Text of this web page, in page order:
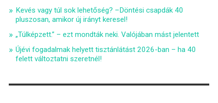
Kevés vagy túl sok lehetőség? –Döntési csapdák 40
pluszosan, amikor új irányt keresel!
„Túlképzett.” – ezt mondták neki. Valójában mást jelentett
Újévi fogadalmak helyett tisztánlátást 2026-ban – ha 40
felett változtatni szeretnél!